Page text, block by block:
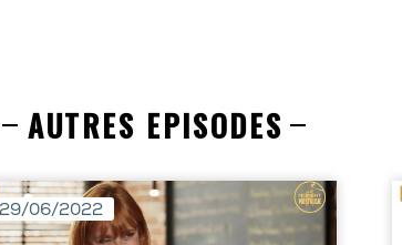
AUTRES EPISODES
29/06/2022